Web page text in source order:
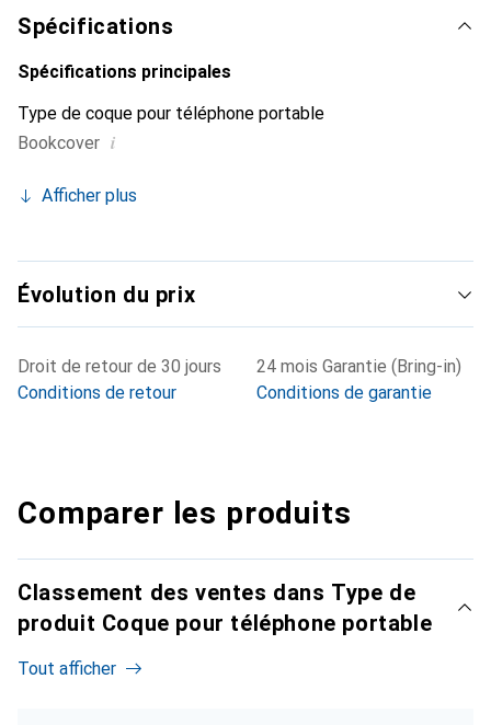
fiable pour une clientèle exigeante.
Spécifications
Spécifications principales
Type de coque pour téléphone portable
Bookcover i
Afficher plus
Évolution du prix
Droit de retour de 30 jours
Conditions de retour
24 mois Garantie (Bring-in)
Conditions de garantie
Comparer les produits
Classement des ventes dans Type de
produit Coque pour téléphone portable
Tout afficher